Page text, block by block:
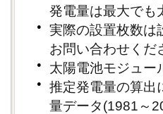
発電量は最大でも
●
実際の設置枚数は
お問い合わせくだ
● 太陽電池モジュー
●
推定発電量の算出
量データ(1981～